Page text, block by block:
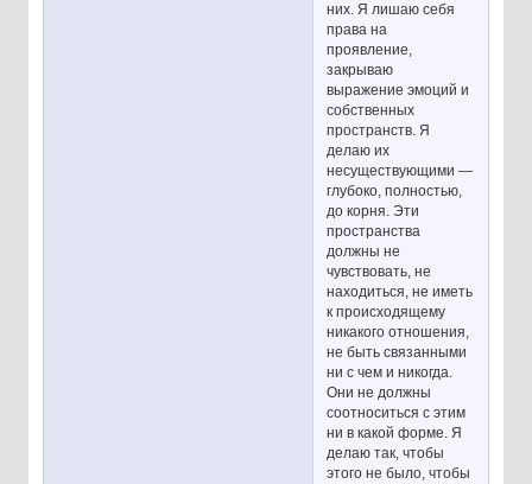
них. Я лишаю себя
права на
проявление,
закрываю
выражение эмоций и
собственных
пространств. Я
делаю их
несуществующими —
глубоко, полностью,
до корня. Эти
пространства
должны не
чувствовать, не
находиться, не иметь
к происходящему
никакого отношения,
не быть связанными
ни с чем и никогда.
Они не должны
соотноситься с этим
ни в какой форме. Я
делаю так, чтобы
этого не было, чтобы